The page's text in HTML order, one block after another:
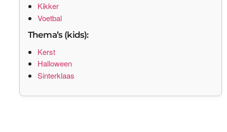
Kikker
Voetbal
Thema’s (kids):
Kerst
Halloween
Sinterklaas